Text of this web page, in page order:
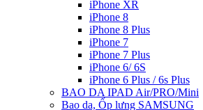
iPhone XR
iPhone 8
iPhone 8 Plus
iPhone 7
iPhone 7 Plus
iPhone 6/ 6S
iPhone 6 Plus / 6s Plus
BAO DA IPAD Air/PRO/Mini
Bao da, Ốp lưng SAMSUNG